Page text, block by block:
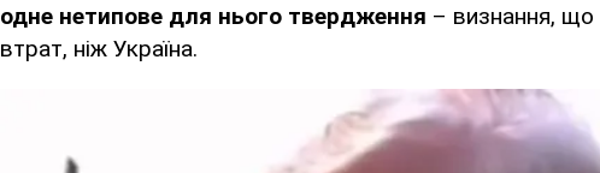
одне нетипове для нього твердження – визнання, що
втрат, ніж Україна.